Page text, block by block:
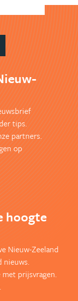
tips.
partners.
op
hoogte
Nieuw-Zeeland
nieuws.
prijsvragen.